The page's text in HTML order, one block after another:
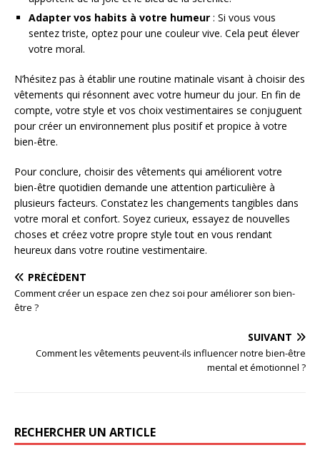
Adapter vos habits à votre humeur : Si vous vous
sentez triste, optez pour une couleur vive. Cela peut élever
votre moral.
N’hésitez pas à établir une routine matinale visant à choisir des
vêtements qui résonnent avec votre humeur du jour. En fin de
compte, votre style et vos choix vestimentaires se conjuguent
pour créer un environnement plus positif et propice à votre
bien-être.
Pour conclure, choisir des vêtements qui améliorent votre
bien-être quotidien demande une attention particulière à
plusieurs facteurs. Constatez les changements tangibles dans
votre moral et confort. Soyez curieux, essayez de nouvelles
choses et créez votre propre style tout en vous rendant
heureux dans votre routine vestimentaire.
PRÉCÉDENT
Comment créer un espace zen chez soi pour améliorer son bien-
être ?
SUIVANT
Comment les vêtements peuvent-ils influencer notre bien-être
mental et émotionnel ?
RECHERCHER UN ARTICLE